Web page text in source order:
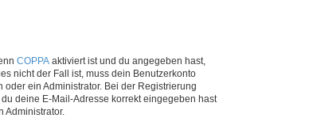
COPPA aktiviert ist und du angegeben hast,
nicht der Fall ist, muss dein Benutzerkonto
ein Administrator. Bei der Registrierung
deine E-Mail-Adresse korrekt eingegeben hast
Administrator.